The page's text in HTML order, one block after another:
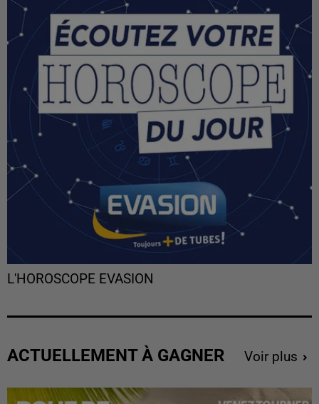
L'HOROSCOPE EVASION
ACTUELLEMENT À GAGNER Voir plus